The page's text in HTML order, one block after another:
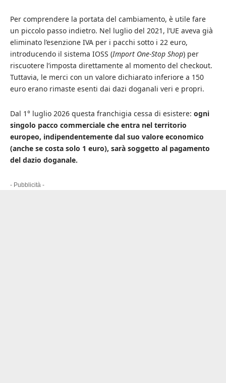
Per comprendere la portata del cambiamento, è utile fare
un piccolo passo indietro. Nel luglio del 2021, l’UE aveva già
eliminato l’esenzione IVA per i pacchi sotto i 22 euro,
introducendo il sistema IOSS (Import One-Stop Shop) per
riscuotere l’imposta direttamente al momento del checkout.
Tuttavia, le merci con un valore dichiarato inferiore a 150
euro erano rimaste esenti dai dazi doganali veri e propri.
Dal 1° luglio 2026 questa franchigia cessa di esistere: ogni
singolo pacco commerciale che entra nel territorio
europeo, indipendentemente dal suo valore economico
(anche se costa solo 1 euro), sarà soggetto al pagamento
del dazio doganale.
- Pubblicità -